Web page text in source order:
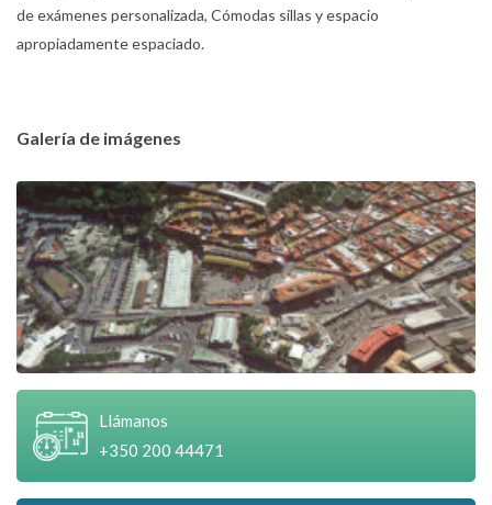
de exámenes personalizada, Cómodas sillas y espacio
apropiadamente espaciado.
Galería de imágenes
Llámanos
+350 200 44471